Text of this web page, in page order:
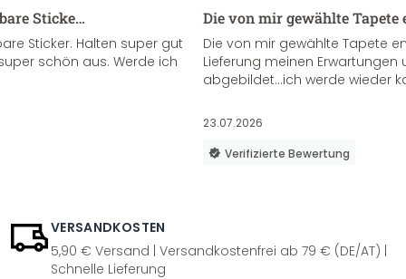
Sticke…
Sticker. Halten super gut
schön aus. Werde ich
Die von mir gewählte
Die von mir gewählte Tapete
Lieferung meinen Erwartungen
abgebildet...ich werde wieder
23.07.2026
Verifizierte Bewertung
VERSANDKOSTEN
5,90 € Versand | Versandkostenfrei ab 79 € (DE/AT) |
Schnelle Lieferung